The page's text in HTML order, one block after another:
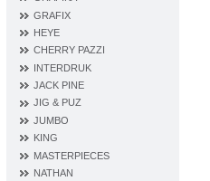
GRAFIX
HEYE
CHERRY PAZZI
INTERDRUK
JACK PINE
JIG & PUZ
JUMBO
KING
MASTERPIECES
NATHAN